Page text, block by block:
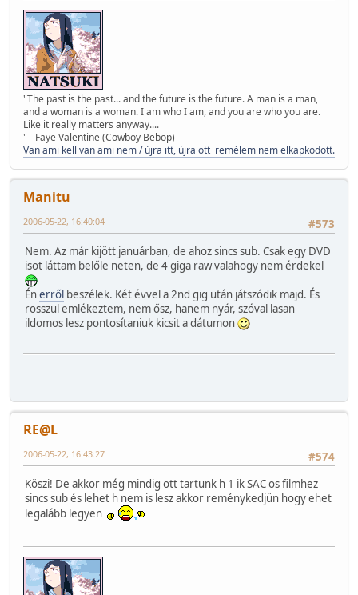
"The past is the past... and the future is the future. A man is a man,
and a woman is a woman. I am who I am, and you are who you are.
Like it really matters anyway....
" - Faye Valentine (Cowboy Bebop)
Van ami kell van ami nem / újra itt, újra ott remélem nem elkapkodott.
Manitu
#573
2006-05-22, 16:40:04
Nem. Az már kijött januárban, de ahoz sincs sub. Csak egy DVD
isot láttam belőle neten, de 4 giga raw valahogy nem érdekel
Énerről beszélek. Két évvel a 2nd gig után játszódik majd. És
rosszul emlékeztem, nem ősz, hanem nyár, szóval lasan
ildomos lesz pontosítaniuk kicsit a dátumon
RE@L
#574
2006-05-22, 16:43:27
Köszi! De akkor még mindig ott tartunk h 1 ik SAC os filmhez
sincs sub és lehet h nem is lesz akkor reménykedjün hogy ehet
legalább legyen